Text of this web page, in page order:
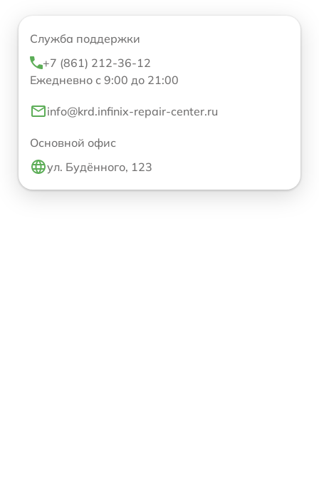
Служба поддержки
+7 (861) 212-36-12
Ежедневно с 9:00 до 21:00
info@krd.infinix-repair-center.ru
Основной офис
ул. Будённого, 123